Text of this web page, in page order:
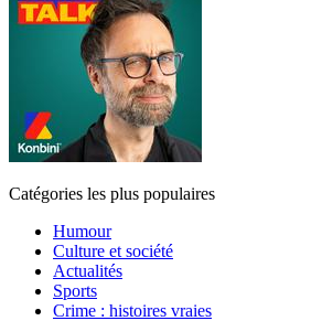
Catégories les plus populaires
Humour
Culture et société
Actualités
Sports
Crime : histoires vraies